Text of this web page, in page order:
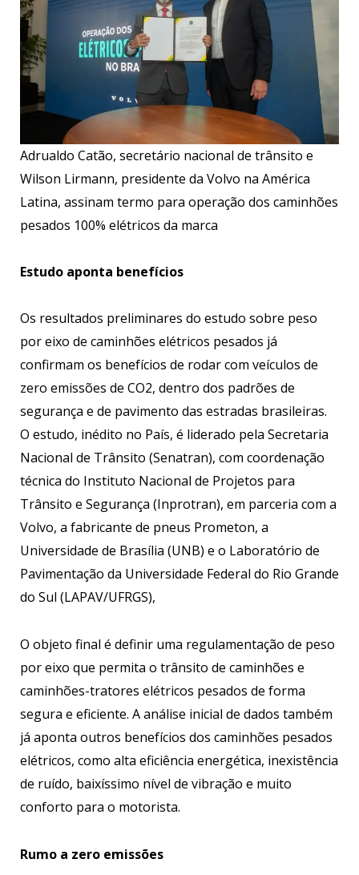
Adrualdo Catão, secretário nacional de trânsito e
Wilson Lirmann, presidente da Volvo na América
Latina, assinam termo para operação dos caminhões
pesados 100% elétricos da marca
Estudo aponta benefícios
Os resultados preliminares do estudo sobre peso
por eixo de caminhões elétricos pesados já
confirmam os benefícios de rodar com veículos de
zero emissões de CO2, dentro dos padrões de
segurança e de pavimento das estradas brasileiras.
O estudo, inédito no País, é liderado pela Secretaria
Nacional de Trânsito (Senatran), com coordenação
técnica do Instituto Nacional de Projetos para
Trânsito e Segurança (Inprotran), em parceria com a
Volvo, a fabricante de pneus Prometon, a
Universidade de Brasília (UNB) e o Laboratório de
Pavimentação da Universidade Federal do Rio Grande
do Sul (LAPAV/UFRGS),
O objeto final é definir uma regulamentação de peso
por eixo que permita o trânsito de caminhões e
caminhões-tratores elétricos pesados de forma
segura e eficiente. A análise inicial de dados também
já aponta outros benefícios dos caminhões pesados
elétricos, como alta eficiência energética, inexistência
de ruído, baixíssimo nível de vibração e muito
conforto para o motorista.
Rumo a zero emissões